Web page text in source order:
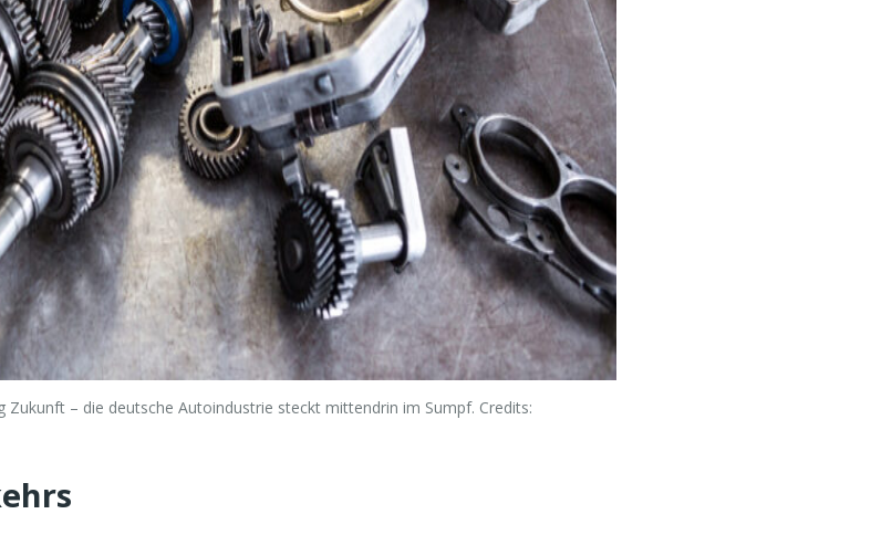
Zukunft – die deutsche Autoindustrie steckt mittendrin im Sumpf. Credits: